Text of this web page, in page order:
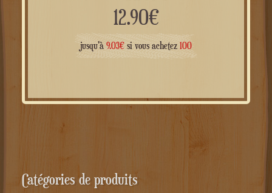
12.90€
jusqu'à 9.03€ si vous achetez 100
Catégories de produits